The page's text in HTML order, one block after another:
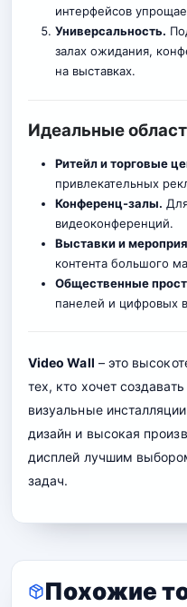
интерфейсов
Универсальность.
залах ожидания,
на выставках.
Идеальные
Ритейл и торговые
привлекательных
Конференц-залы.
видеоконференций.
Выставки и
контента большого
Общественные
панелей и цифровых
Video Wall – это
тех, кто хочет
визуальные
дизайн и высокая
дисплей лучшим
задач.
Похожие